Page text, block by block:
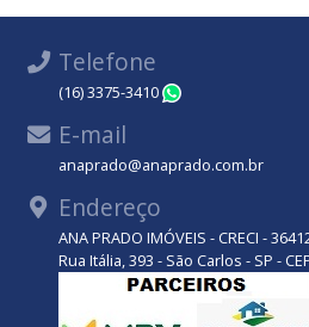
Telefone
(16) 3375-3410
E-mail
anaprado@anaprado.com.br
Endereço
ANA PRADO IMÓVEIS - CRECI -
Rua Itália, 393 - São Carlos - SP -